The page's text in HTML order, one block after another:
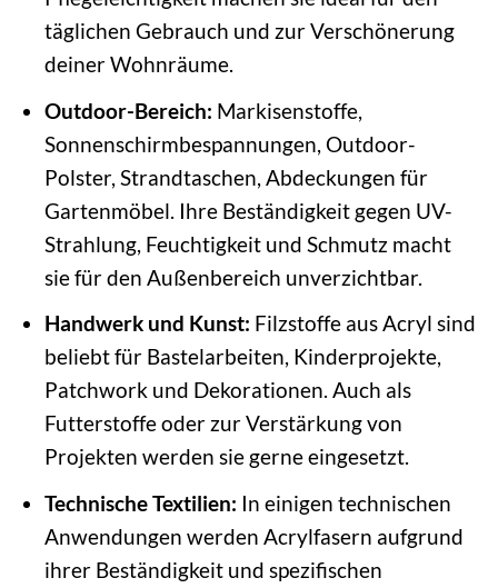
täglichen Gebrauch und zur Verschönerung
deiner Wohnräume.
Outdoor-Bereich: Markisenstoffe,
Sonnenschirmbespannungen, Outdoor-
Polster, Strandtaschen, Abdeckungen für
Gartenmöbel. Ihre Beständigkeit gegen UV-
Strahlung, Feuchtigkeit und Schmutz macht
sie für den Außenbereich unverzichtbar.
Handwerk und Kunst: Filzstoffe aus Acryl sind
beliebt für Bastelarbeiten, Kinderprojekte,
Patchwork und Dekorationen. Auch als
Futterstoffe oder zur Verstärkung von
Projekten werden sie gerne eingesetzt.
Technische Textilien: In einigen technischen
Anwendungen werden Acrylfasern aufgrund
ihrer Beständigkeit und spezifischen